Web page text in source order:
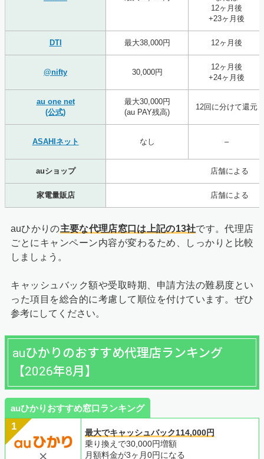
12ヶ月後
+23ヶ月後
DTI 最大38,000円 12ヶ月後
@nifty 30,000円
12ヶ月後
+24ヶ月後
au one net
(公式)
最大30,000円
(au PAY残高)
12回に分けて還元
ASAHIネット なし –
auショップ 店舗による
家電量販店 店舗による
auひかりの主要な代理店窓口は上記の13社です。代理店
ごとにキャンペーン内容が変わるため、しっかりと比較
しましょう。
キャッシュバック額や受取時期、申請方法の難易度とい
った項目を総合的に考慮して順位を付けています。ぜひ
参考にしてください。
auひかりのおすすめ代理店ランキング
【2026年8月】
auひかりおすすめ窓口ランキング
最大でキャッシュバック114,000円
乗り換えで30,000円増額
月額料金が3ヶ月0円になる